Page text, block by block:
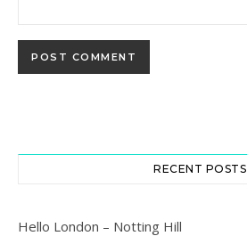
RECENT POSTS
Hello London – Notting Hill